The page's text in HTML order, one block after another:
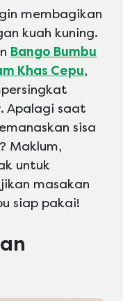
membagikan
kuah kuning.
Bango Bumbu
Khas Cepu,
Apalagi saat
sisa
Maklum,
untuk
masakan
siap pakai!